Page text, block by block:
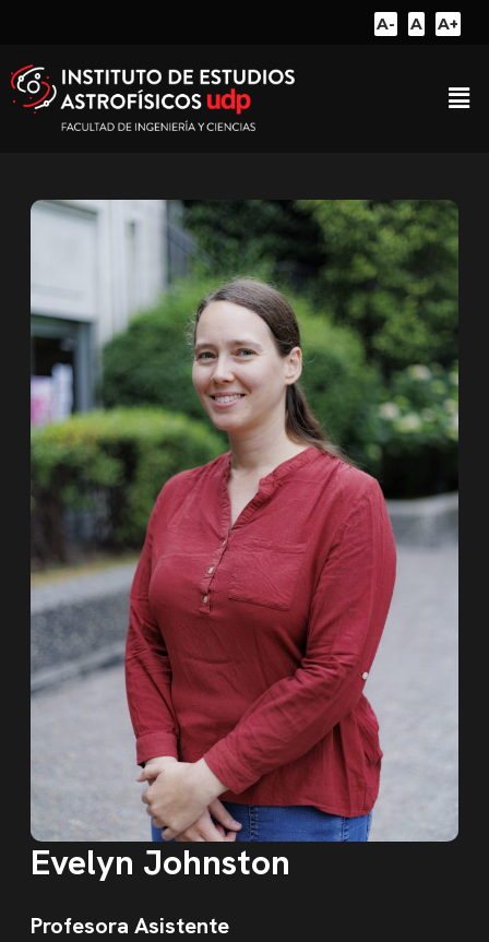
A- A A+
Evelyn Johnston
Profesora Asistente